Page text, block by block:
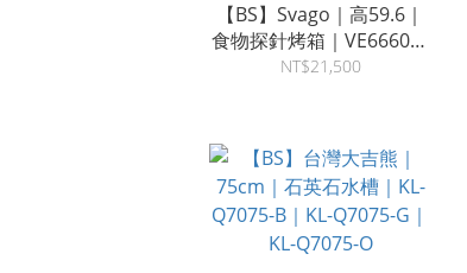
【BS】Svago｜高59.6｜
食物探針烤箱｜VE6660｜
崁入式
NT$21,500